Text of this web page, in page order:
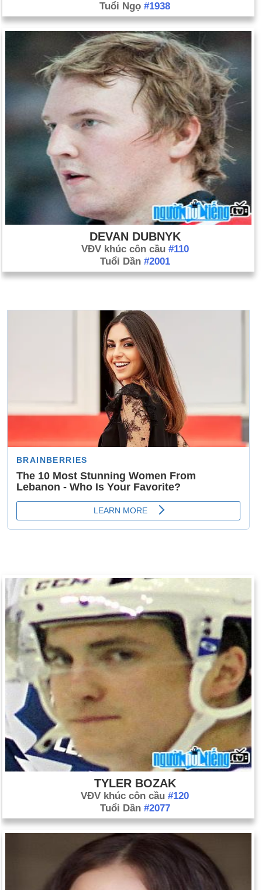
Tuổi Ngọ #1938
DEVAN DUBNYK
VĐV khúc côn cầu #110
Tuổi Dần #2001
TYLER BOZAK
VĐV khúc côn cầu #120
Tuổi Dần #2077